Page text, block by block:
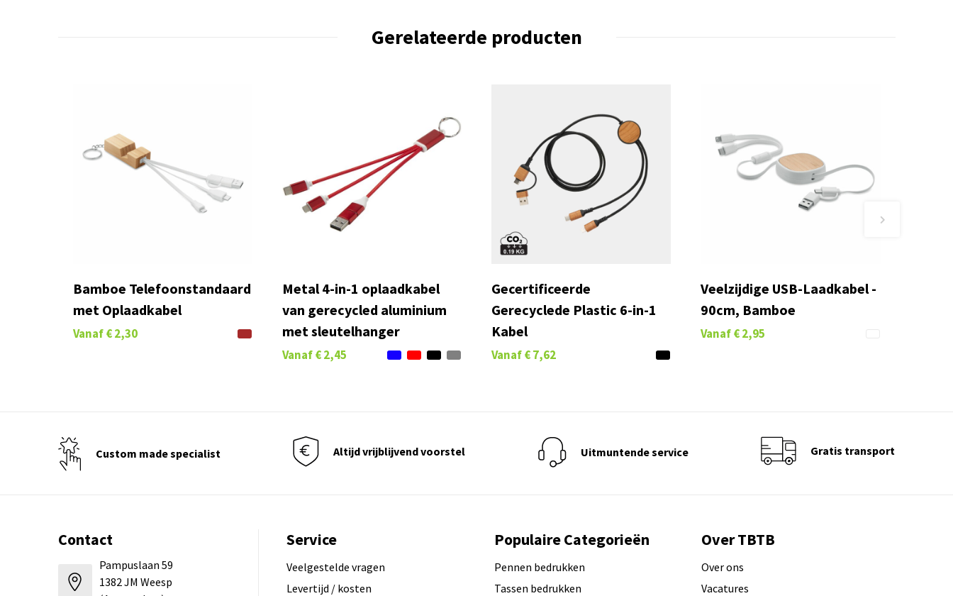
Gerelateerde producten
Bamboe Telefoonstandaard
met Oplaadkabel
Vanaf € 2,30
Metal 4-in-1 oplaadkabel
van gerecycled aluminium
met sleutelhanger
Vanaf€ 2,45
Gecertificeerde
Gerecyclede Plastic 6-in-1
Kabel
Vanaf€ 7,62
Veelzijdige USB-Laadkabel -
90cm, Bamboe
Vanaf€ 2,95
Custom made specialist Altijd vrijblijvend voorstel Uitmuntende service Gratis transport
Contact
Pampuslaan 59
1382 JM Weesp
Service
Veelgestelde vragen
Levertijd / kosten
Populaire Categorieën
Pennen bedrukken
Tassen bedrukken
Over TBTB
Over ons
Vacatures